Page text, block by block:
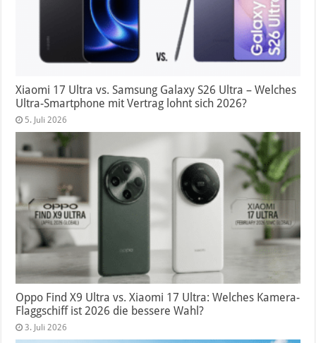
Xiaomi 17 Ultra vs. Samsung Galaxy S26 Ultra – Welches
Ultra-Smartphone mit Vertrag lohnt sich 2026?
5. Juli 2026
Oppo Find X9 Ultra vs. Xiaomi 17 Ultra: Welches Kamera-
Flaggschiff ist 2026 die bessere Wahl?
3. Juli 2026